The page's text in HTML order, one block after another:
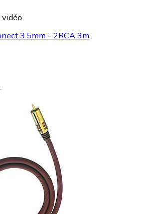
vidéo
3.5mm - 2RCA 3m